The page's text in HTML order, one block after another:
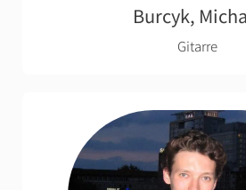
Burcyk,
Gitarre